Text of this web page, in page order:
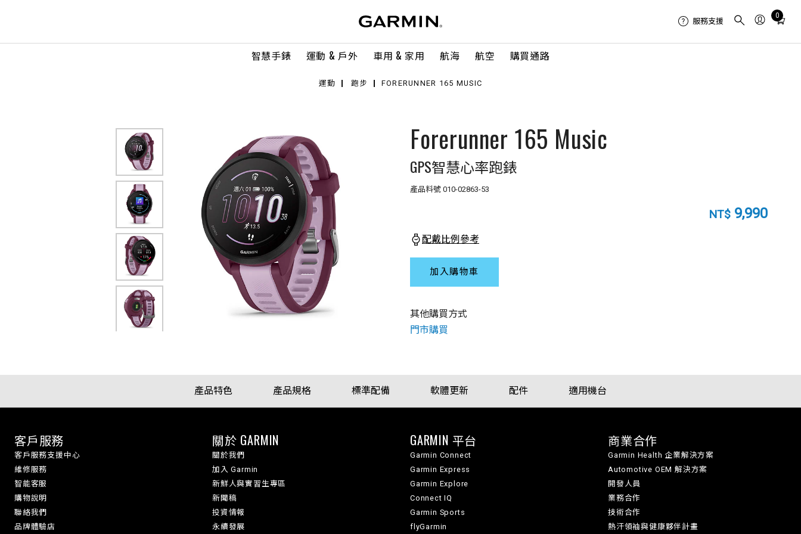
智慧手錶 運動 & 戶外 車用 & 家用 航海 航空 購買通路
服務支援
0
Total
in
運動 跑步 FORERUNNER 165 MUSIC
Forerunner 165 Music
GPS智慧心率跑錶
產品料號 010-02863-53
NT$ 9,990
配戴比例參考
加入購物車
其他購買方式
門市購買
產品特色 產品規格 標準配備 軟體更新 配件 適用機台
客戶服務
客戶服務支援中心
維修服務
智能客服
購物說明
聯絡我們
品牌體驗店
關於 GARMIN
關於我們
加入 Garmin
新鮮人與實習生專區
新聞稿
投資情報
永續發展
GARMIN 平台
Garmin Connect
Garmin Express
Garmin Explore
Connect IQ
Garmin Sports
flyGarmin
商業合作
Garmin Health 企業解決方案
Automotive OEM 解決方案
開發人員
業務合作
技術合作
熱汗領袖與健康夥伴計畫